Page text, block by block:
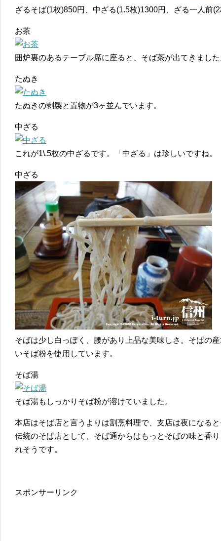
ざるそば(1枚)850円、中ざる(1.5枚)1300円、ざる一人前
お茶
囲炉裏のあるテーブル席に座ると、そば茶が出てきまし
たぬき
たぬきの剥製と置物が3ヶ並んでいます。
中ざる
これが1\.5枚の中ざるです。「中ざる」は珍しいですね。
中ざる
そばは少し白っぽく、腰があり上品な美味しさ。そばの
いそば粉を使用しています。
そば湯
そば湯もしっかりそば粉が溶けていました。
本店はそば店と言うよりは割烹料理で、支店は夜になる
伝統のそば店として、そば通からはもっとそばの味と香
れそうです。
スポンサーリンク